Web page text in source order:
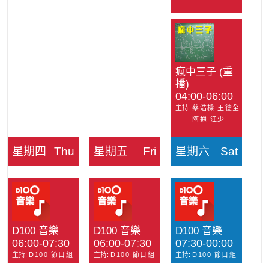
瘋中三子 (重
播)
04:00-06:00
主持: 蔡浩樑 王德全
阿通 江少
星期四 Thu
D100 音樂
06:00-07:30
主持: D100 節目組
星期五 Fri
D100 音樂
06:00-07:30
主持: D100 節目組
星期六 Sat
D100 音樂
07:30-00:00
主持: D100 節目組